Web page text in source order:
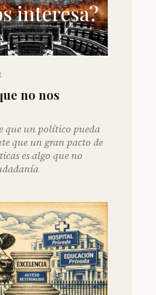
no nos
que un político pueda
que un gran pacto de
es algo que no